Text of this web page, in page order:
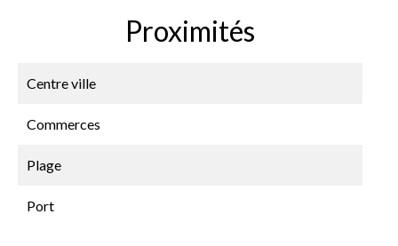
Proximités
Centre ville
Commerces
Plage
Port